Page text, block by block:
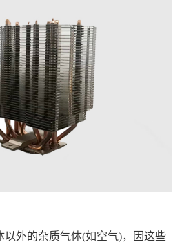
外的杂质气体(如空气)，因这些